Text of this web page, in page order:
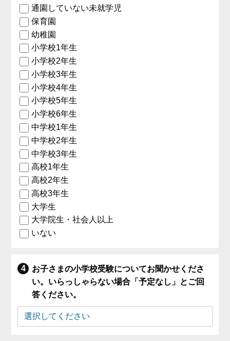
通園していない未就学児
保育園
幼稚園
小学校1年生
小学校2年生
小学校3年生
小学校4年生
小学校5年生
小学校6年生
中学校1年生
中学校2年生
中学校3年生
高校1年生
高校2年生
高校3年生
大学生
大学院生・社会人以上
いない
お子さまの小学校受験についてお聞かせくださ
い。いらっしゃらない場合「予定なし」とご回
答ください。